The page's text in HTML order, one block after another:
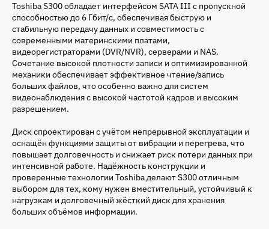
Toshiba S300 обладает интерфейсом SATA III с пропускной
способностью до 6 Гбит/с, обеспечивая быструю и
стабильную передачу данных и совместимость с
современными материнскими платами,
видеорегистраторами (DVR/NVR), серверами и NAS.
Сочетание высокой плотности записи и оптимизированной
механики обеспечивает эффективное чтение/запись
больших файлов, что особенно важно для систем
видеонаблюдения с высокой частотой кадров и высоким
разрешением.
Диск спроектирован с учётом непрерывной эксплуатации и
оснащён функциями защиты от вибрации и перегрева, что
повышает долговечность и снижает риск потери данных при
интенсивной работе. Надёжность конструкции и
проверенные технологии Toshiba делают S300 отличным
выбором для тех, кому нужен вместительный, устойчивый к
нагрузкам и долговечный жёсткий диск для хранения
больших объёмов информации.